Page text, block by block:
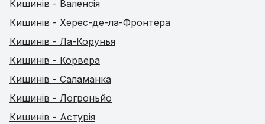
Кишинів - Валенсія
Кишинів - Херес-де-ла-Фронтера
Кишинів - Ла-Корунья
Кишинів - Корвера
Кишинів - Саламанка
Кишинів - Логроньйо
Кишинів - Астурія